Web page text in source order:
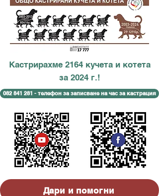
Кастрирахме 2164 кучета и котета
за 2024 г.!
082 841 281 - телефон за записване на час за кастрация
Дари и помогни